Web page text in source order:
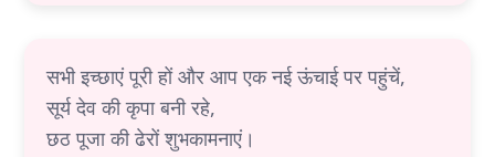
सभी इच्छाएं पूरी हों और आप एक नई ऊंचाई पर पहुंचें,
सूर्य देव की कृपा बनी रहे,
छठ पूजा की ढेरों शुभकामनाएं।